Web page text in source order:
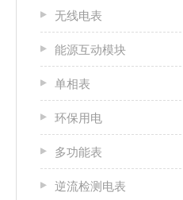
无线电表
能源互动模块
单相表
环保用电
多功能表
逆流检测电表